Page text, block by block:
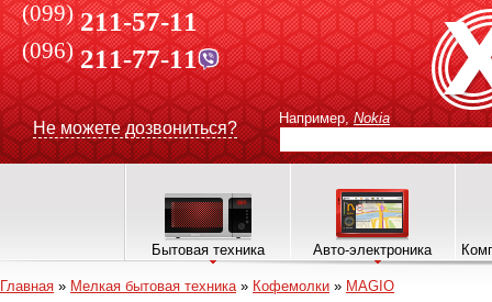
(099) 211-57-11
(096)211-77-11
Не можете дозвониться?
Например, Nokia
Бытовая техника Авто-электроника
Главная » Мелкая бытовая техника» Кофемолки » MAGIO